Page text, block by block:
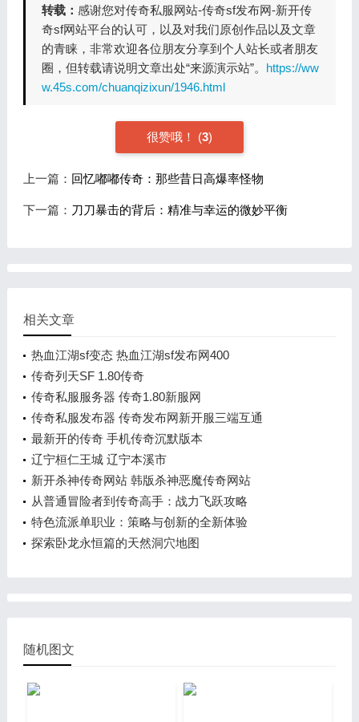
转载： 感谢您对传奇私服网站-传奇sf发布网-新开传
奇sf网站平台的认可，以及对我们原创作品以及文章
的青睐，非常欢迎各位朋友分享到个人站长或者朋友
圈，但转载请说明文章出处“来源演示站”。 https://ww
w.45s.com/chuanqizixun/1946.html
很赞哦！ (3)
上一篇： 回忆嘟嘟传奇：那些昔日高爆率怪物
下一篇： 刀刀暴击的背后：精准与幸运的微妙平衡
相关文章
热血江湖sf变态 热血江湖sf发布网400
传奇列天SF 1.80传奇
传奇私服服务器 传奇1.80新服网
传奇私服发布器 传奇发布网新开服三端互通
最新开的传奇 手机传奇沉默版本
辽宁桓仁王城 辽宁本溪市
新开杀神传奇网站 韩版杀神恶魔传奇网站
从普通冒险者到传奇高手：战力飞跃攻略
特色流派单职业：策略与创新的全新体验
探索卧龙永恒篇的天然洞穴地图
随机图文